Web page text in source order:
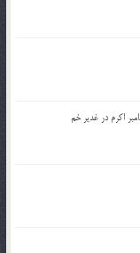
اکرم در غدیر خم